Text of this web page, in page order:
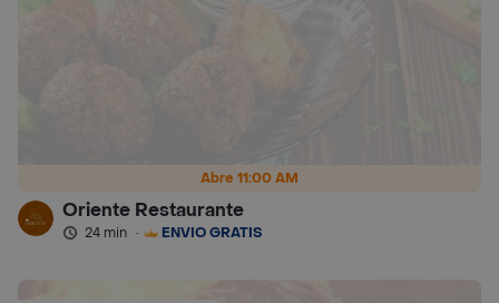
Abre 11:00 AM
Oriente Restaurante
24 min · ENVÍO GRATIS